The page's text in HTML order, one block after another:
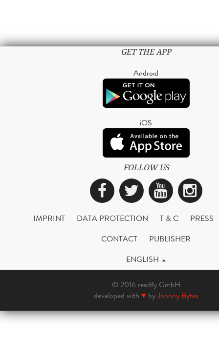
GET THE APP
Android
iOS
FOLLOW US
Facebook
Twitter
IMPRINT DATA PROTECTION T & C
PRESS
CONTACT
PUBLISHER
ENGLISH
© 2016 readfy GmbH
developed with ♥ byJohnny Bytes